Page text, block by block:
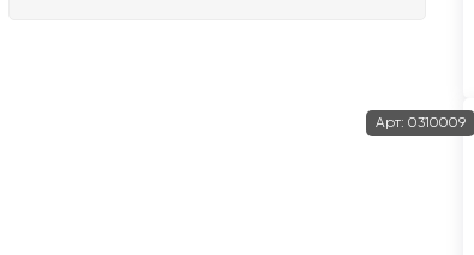
Арт: 0310009